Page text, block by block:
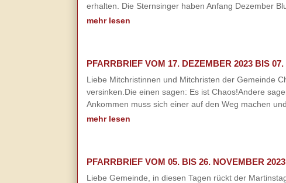
erhalten. Die Sternsinger haben Anfang Dezember
mehr lesen
PFARRBRIEF VOM 17. DEZEMBER 2023 BIS
Liebe Mitchristinnen und Mitchristen der Gemeinde
versinken.Die einen sagen: Es ist Chaos!Andere
Ankommen muss sich einer auf den Weg machen
mehr lesen
PFARRBRIEF VOM 05. BIS 26. NOVEMBER 2023
Liebe Gemeinde, in diesen Tagen rückt der